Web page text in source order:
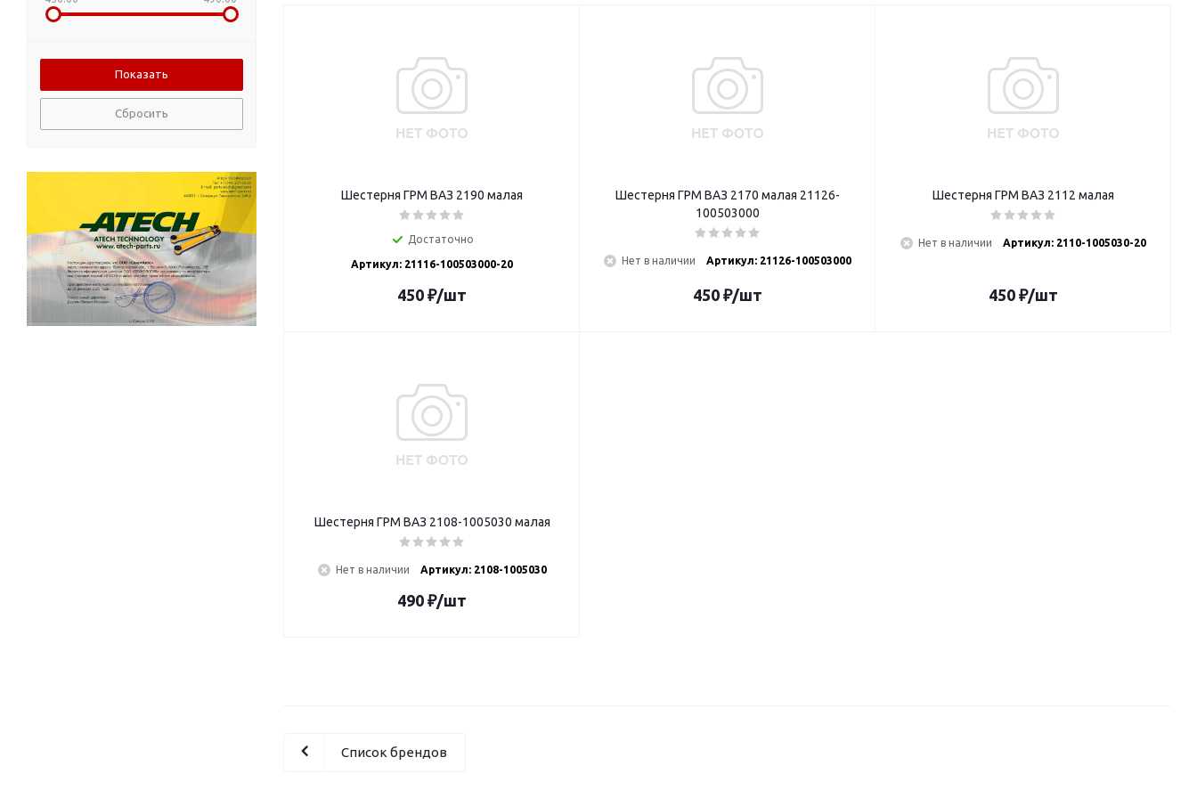
Шестерня ГРМ ВАЗ 2190 малая
Достаточно
Артикул: 21116-100503000-20
450 ₽/шт
Шестерня ГРМ ВАЗ 2170 малая 21126-
100503000
Нет в наличии Артикул: 21126-100503000
450 ₽/шт
Шестерня ГРМ ВАЗ 2112 малая
Нет в наличии Артикул: 2110-1005030-20
450 ₽/шт
Шестерня ГРМ ВАЗ 2108-1005030 малая
Нет в наличии Артикул: 2108-1005030
490 ₽/шт
Список брендов
Сбросить